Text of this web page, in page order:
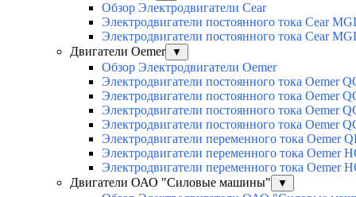
Обзор Электродвигатели Cear
Электродвигатели постоянного тока Cear
Электродвигатели постоянного тока Cear
Двигатели Oemer
▼
Обзор Электродвигатели Oemer
Электродвигатели постоянного тока Oemer
Электродвигатели постоянного тока Oemer
Электродвигатели постоянного тока Oemer
Электродвигатели постоянного тока Oemer
Электродвигатели переменного тока Oemer
Электродвигатели переменного тока Oemer
Электродвигатели переменного тока Oemer
Двигатели ОАО "Силовые машины"
▼